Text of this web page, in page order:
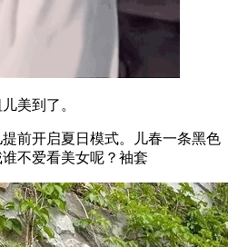
美到了。
开启夏日模式。儿春一条黑色
不爱看美女呢？袖套